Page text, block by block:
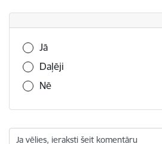
Vai šī informācija bija noderīga?
Jā
Daļēji
Nē
Ja vēlies, ieraksti šeit komentāru